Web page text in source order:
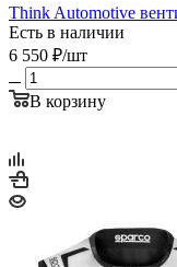
Think Automotive
Есть в наличии
6 550 ₽/шт
В корзину